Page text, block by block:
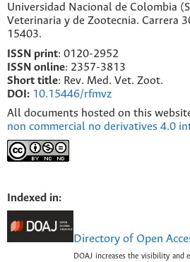
Universidad Nacional de Colombia
Veterinaria y de Zootecnia. Carrera
15403.
ISSN print: 0120-2952
SSN online: 2357-3813
Short title: Rev. Med. Vet. Zoot.
DOI: 10.15446/rfmvz
All documents hosted on this
non commercial no derivatives 4.0
Indexed in:
Directory of Open
DOAJ increases the visibility and